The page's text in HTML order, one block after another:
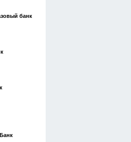
банк